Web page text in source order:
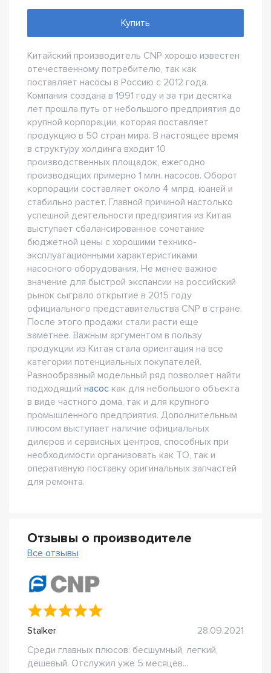
Купить
Китайский производитель CNP хорошо известен
отечественному потребителю, так как
поставляет насосы в Россию с 2012 года.
Компания создана в 1991 году и за три десятка
лет прошла путь от небольшого предприятия до
крупной корпорации, которая поставляет
продукцию в 50 стран мира. В настоящее время
в структуру холдинга входит 10
производственных площадок, ежегодно
производящих примерно 1 млн. насосов. Оборот
корпорации составляет около 4 млрд. юаней и
стабильно растет. Главной причиной настолько
успешной деятельности предприятия из Китая
выступает сбалансированное сочетание
бюджетной цены с хорошими технико-
эксплуатационными характеристиками
насосного оборудования. Не менее важное
значение для быстрой экспансии на российский
рынок сыграло открытие в 2015 году
официального представительства CNP в стране.
После этого продажи стали расти еще
заметнее. Важным аргументом в пользу
продукции из Китая стала ориентация на все
категории потенциальных покупателей.
Разнообразный модельный ряд позволяет найти
подходящий насос как для небольшого объекта
в виде частного дома, так и для крупного
промышленного предприятия. Дополнительным
плюсом выступает наличие официальных
дилеров и сервисных центров, способных при
необходимости организовать как ТО, так и
оперативную поставку оригинальных запчастей
для ремонта.
Отзывы о производителе
Все отзывы
Stalker
28.09.2021
Среди главных плюсов: бесшумный, легкий,
дешевый. Отслужил уже 5 месяцев...